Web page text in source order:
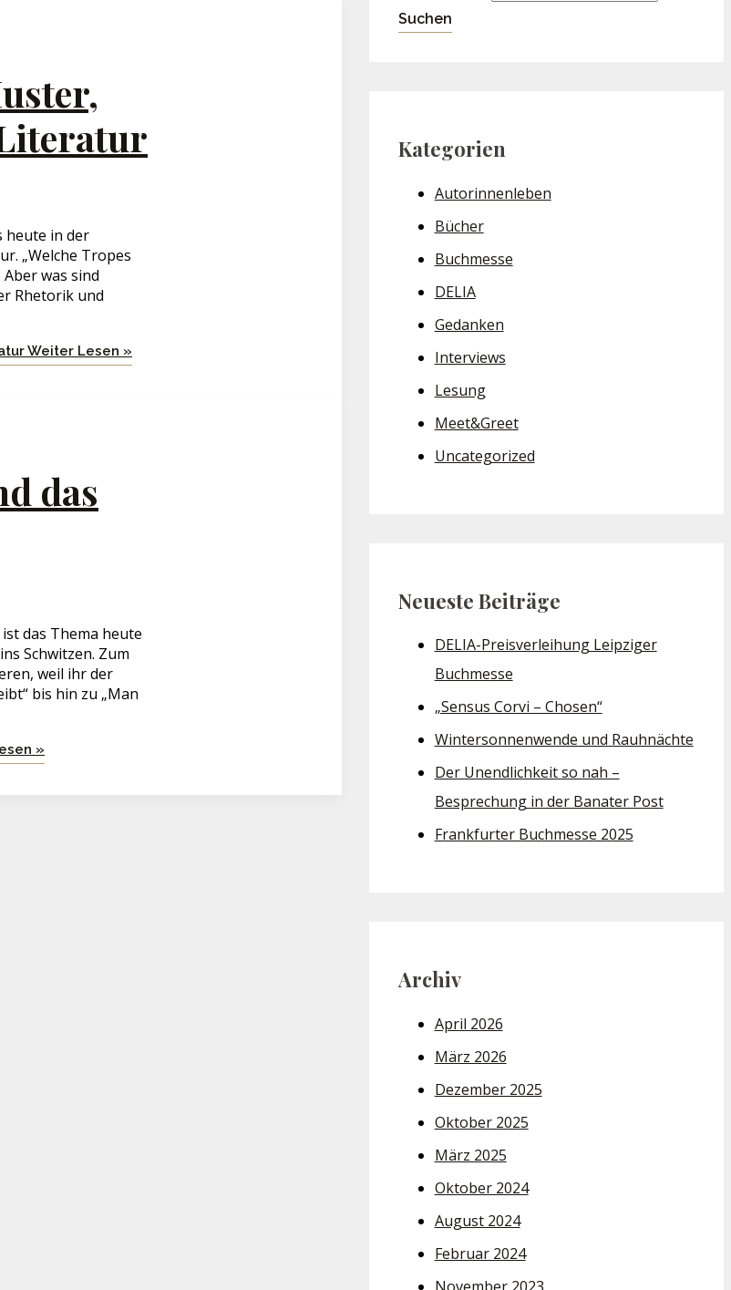
heute in der
„Welche Tropes
was sind
Rhetorik und
Weiter Lesen »
das
das Thema heute
Schwitzen. Zum
weil ihr der
bis hin zu „Man
»
Kategorien
Autorinnenleben
Bücher
Buchmesse
DELIA
Gedanken
Interviews
Lesung
Meet&Greet
Uncategorized
Neueste Beiträge
DELIA-Preisverleihung Leipziger
Buchmesse
„Sensus Corvi – Chosen“
Wintersonnenwende und Rauhnächte
Der Unendlichkeit so nah –
Besprechung in der Banater Post
Frankfurter Buchmesse 2025
Archiv
April 2026
März 2026
Dezember 2025
Oktober 2025
März 2025
Oktober 2024
August 2024
Februar 2024
November 2023